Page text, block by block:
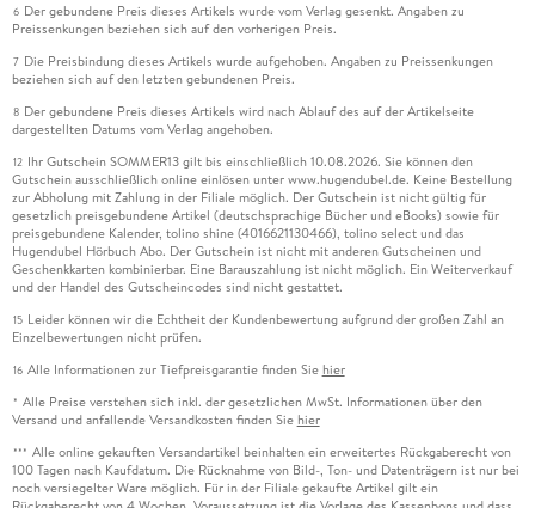
6 Der gebundene Preis dieses Artikels wurde vom Verlag gesenkt. Angaben zu
Preissenkungen beziehen sich auf den vorherigen Preis.
7 Die Preisbindung dieses Artikels wurde aufgehoben. Angaben zu Preissenkungen
beziehen sich auf den letzten gebundenen Preis.
8 Der gebundene Preis dieses Artikels wird nach Ablauf des auf der Artikelseite
dargestellten Datums vom Verlag angehoben.
12 Ihr Gutschein SOMMER13 gilt bis einschließlich 10.08.2026. Sie können den
Gutschein ausschließlich online einlösen unter www.hugendubel.de. Keine Bestellung
zur Abholung mit Zahlung in der Filiale möglich. Der Gutschein ist nicht gültig für
gesetzlich preisgebundene Artikel (deutschsprachige Bücher und eBooks) sowie für
preisgebundene Kalender, tolino shine (4016621130466), tolino select und das
Hugendubel Hörbuch Abo. Der Gutschein ist nicht mit anderen Gutscheinen und
Geschenkkarten kombinierbar. Eine Barauszahlung ist nicht möglich. Ein Weiterverkauf
und der Handel des Gutscheincodes sind nicht gestattet.
15 Leider können wir die Echtheit der Kundenbewertung aufgrund der großen Zahl an
Einzelbewertungen nicht prüfen.
16 Alle Informationen zur Tiefpreisgarantie finden Sie hier
* Alle Preise verstehen sich inkl. der gesetzlichen MwSt. Informationen über den
Versand und anfallende Versandkosten finden Sie hier
*** Alle online gekauften Versandartikel beinhalten ein erweitertes Rückgaberecht von
100 Tagen nach Kaufdatum. Die Rücknahme von Bild-, Ton- und Datenträgern ist nur bei
noch versiegelter Ware möglich. Für in der Filiale gekaufte Artikel gilt ein